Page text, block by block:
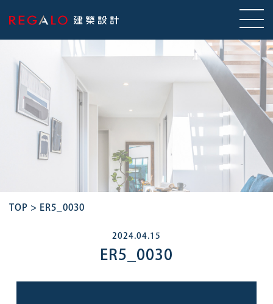
TOP > ER5_0030
2024.04.15
ER5_0030